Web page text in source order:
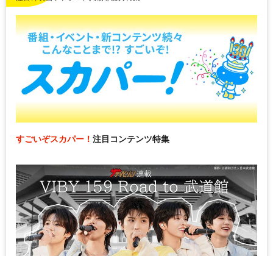
すごいぞスカパー！ 注目コンテンツ特集